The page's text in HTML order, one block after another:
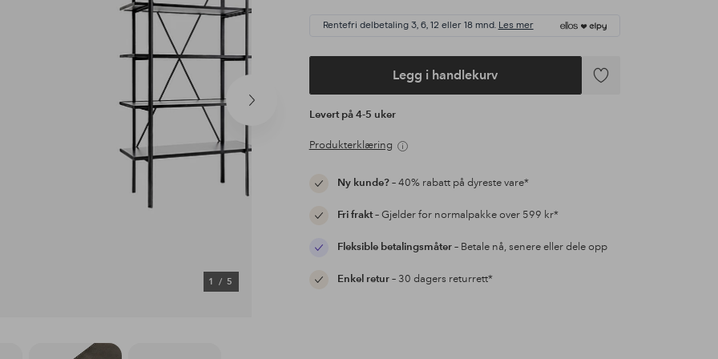
Neste
1/ 5
Rentefri delbetaling 3, 6, 12 eller 18 mnd. Les mer
Legg i handlekurv
Legg
Levert på 4-5 uker
Produkterklæring
Ny kunde?– 40% rabatt på dyreste vare*
Fri frakt– Gjelder for normalpakke over 599 kr*
Fleksible betalingsmåter– Betale nå, senere eller dele opp
Enkel retur– 30 dagers returrett*